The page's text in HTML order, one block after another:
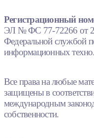
Регистрационный
ЭЛ № ФС 77-72266 от
Федеральной службой
информационных
Все права на любые
защищены в
международным
собственности.